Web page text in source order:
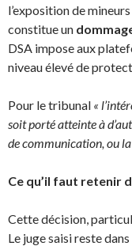
l’exposition de
constitue un
DSA impose aux
niveau élevé de
Pour le tribunal «
soit porté atteinte à
de communication, ou
Ce qu’il faut retenir
Cette décision,
Le juge saisi reste